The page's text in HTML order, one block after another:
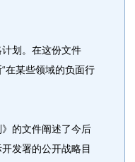
划。在这份文件
在某些领域的负面行
的文件阐述了今后
发署的公开战略目